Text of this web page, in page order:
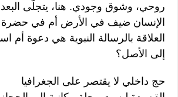
روحي، وشوق وجودي. هنا، يتجلّى
الإنسان ضيف في الأرض أم في حضرة
العلاقة بالرسالة النبوية هي دعوة أم
إلى الأصل؟
حج داخلي لا يقتصر على الجغرافيا